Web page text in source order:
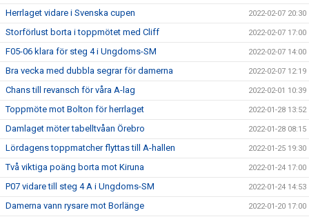
Herrlaget vidare i Svenska cupen 2022-02-07 20:30
Storförlust borta i toppmötet med Cliff 2022-02-07 17:00
F05-06 klara för steg 4 i Ungdoms-SM 2022-02-07 14:00
Bra vecka med dubbla segrar för damerna 2022-02-07 12:19
Chans till revansch för våra A-lag 2022-02-01 10:39
Toppmöte mot Bolton för herrlaget 2022-01-28 13:52
Damlaget möter tabelltvåan Örebro 2022-01-28 08:15
Lördagens toppmatcher flyttas till A-hallen 2022-01-25 19:30
Två viktiga poäng borta mot Kiruna 2022-01-24 17:00
P07 vidare till steg 4 A i Ungdoms-SM 2022-01-24 14:53
Damerna vann rysare mot Borlänge 2022-01-20 17:00